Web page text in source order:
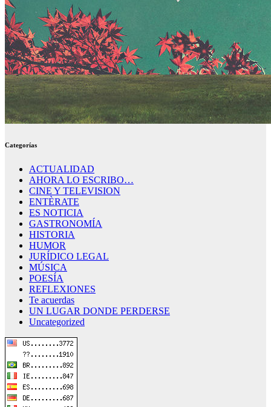
Categorías
ACTUALIDAD
AHORA LO ESCRIBO…
CINE Y TELEVISION
ENTÈRATE
ES NOTICIA
GASTRONOMÍA
HISTORIA
HUMOR
JURÍDICO LEGAL
MÚSICA
POESÍA
REFLEXIONES
Te acuerdas
UN LUGAR DONDE PERDERSE
Uncategorized